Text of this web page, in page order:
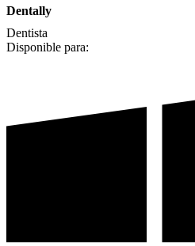
Dentally
Dentista
Disponible para: